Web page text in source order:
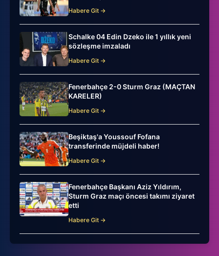
Habere Git →
Schalke 04 Edin Dzeko ile 1 yıllık yeni
sözleşme imzaladı
Habere Git →
Fenerbahçe 2-0 Sturm Graz (MAÇTAN
KARELER)
Habere Git →
Beşiktaş'a Youssouf Fofana
transferinde müjdeli haber!
Habere Git →
Fenerbahçe Başkanı Aziz Yıldırım,
Sturm Graz maçı öncesi takımı ziyaret
etti
Habere Git →